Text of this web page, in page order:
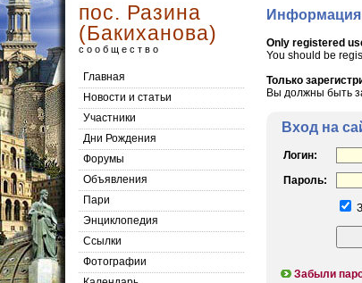
пос. Разина
(Бакиханова)
сообщество
Главная
Новости и статьи
Участники
Дни Рождения
Форумы
Объявления
Пари
Энциклопедия
Cсылки
Фотографии
Информация
Only registered
You should be
Только
Вы должны быть
Вход на
Логин:
Пароль:
Забыли